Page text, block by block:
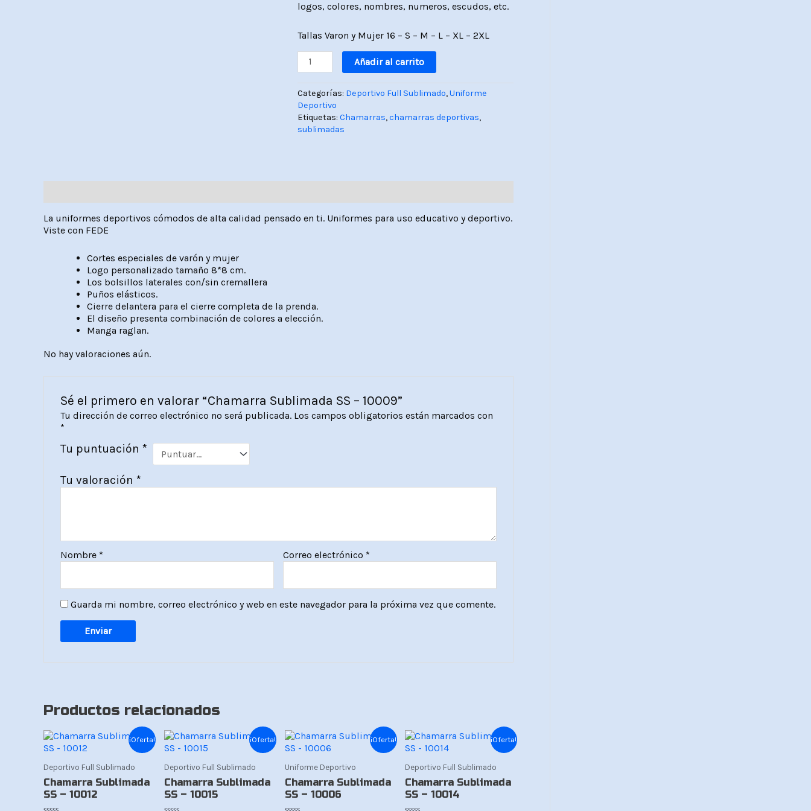
logos, colores, nombres, numeros, escudos, etc.
Tallas Varon y Mujer 16 – S – M – L – XL – 2XL
Añadir al carrito
Categorías: Deportivo Full Sublimado,Uniforme
Deportivo
Etiquetas: Chamarras,chamarras deportivas,
sublimadas
La uniformes deportivos cómodos de alta calidad pensado en ti. Uniformes para uso educativo y deportivo.
Viste con FEDE
Cortes especiales de varón y mujer
Logo personalizado tamaño 8*8 cm.
Los bolsillos laterales con/sin cremallera
Puños elásticos.
Cierre delantera para el cierre completa de la prenda.
El diseño presenta combinación de colores a elección.
Manga raglan.
No hay valoraciones aún.
Sé el primero en valorar “Chamarra Sublimada SS – 10009”
Tu dirección de correo electrónico no será publicada. Los campos obligatorios están marcados con
*
Tu puntuación *
Tu valoración *
Nombre * Correo electrónico *
Guarda mi nombre, correo electrónico y web en este navegador para la próxima vez que comente.
Productos relacionados
¡Oferta!
Deportivo Full Sublimado
Chamarra Sublimada
SS – 10012
El
precio
era:
Bs.139.
El
es:
Bs.119.
¡Oferta!
Deportivo Full Sublimado
Chamarra Sublimada
SS – 10015
El
precio
era:
Bs.139.
El
es:
Bs.119.
¡Oferta!
Uniforme Deportivo
Chamarra Sublimada
SS – 10006
El
precio
era:
Bs.139.
El
es:
Bs.119.
¡Oferta!
Deportivo Full Sublimado
Chamarra Sublimada
SS – 10014
El
precio
era:
Bs.139.
El
es:
Bs.119.